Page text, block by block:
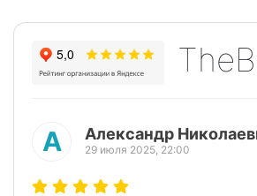
А Александр
29 июля 2025, 22:00